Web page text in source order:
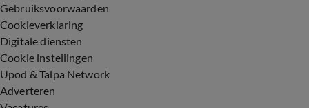
Gebruiksvoorwaarden
Cookieverklaring
Digitale diensten
Cookie instellingen
Upod & Talpa Network
Adverteren